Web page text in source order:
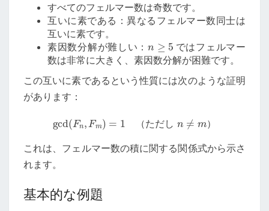
すべてのフェルマー数は奇数です。
互いに素である：異なるフェルマー数同士は
互いに素です。
素因数分解が難しい：
≥5
ではフェルマー
数は非常に大きく、素因数分解が困難です。
この互いに素であるという性質には次のような証明
があります：
（ た だ し ）
gcd Fn, Fm)=1 （ただし n≠ m）
これは、フェルマー数の積に関する関係式から示さ
れます。
基本的な例題